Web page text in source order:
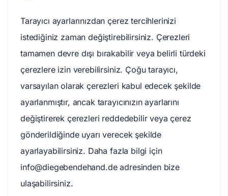
Tarayıcı ayarlarınızdan çerez tercihlerinizi
istediğiniz zaman değiştirebilirsiniz. Çerezleri
tamamen devre dışı bırakabilir veya belirli türdeki
çerezlere izin verebilirsiniz. Çoğu tarayıcı,
varsayılan olarak çerezleri kabul edecek şekilde
ayarlanmıştır, ancak tarayıcınızın ayarlarını
değiştirerek çerezleri reddedebilir veya çerez
gönderildiğinde uyarı verecek şekilde
ayarlayabilirsiniz. Daha fazla bilgi için
info@diegebendehand.deadresinden bize
ulaşabilirsiniz.